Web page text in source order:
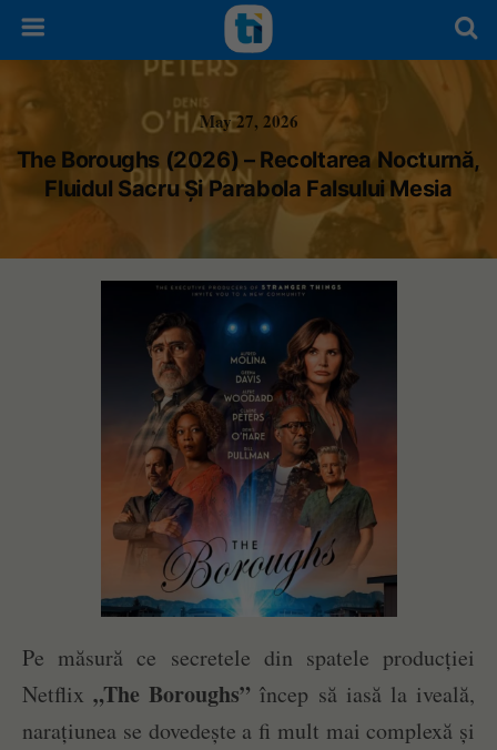
May 27, 2026
The Boroughs (2026) – Recoltarea Nocturnă,
Fluidul Sacru Și Parabola Falsului Mesia
Pe măsură ce secretele din spatele producției
Netflix„The Boroughs” încep să iasă la iveală,
narațiunea se dovedește a fi mult mai complexă și